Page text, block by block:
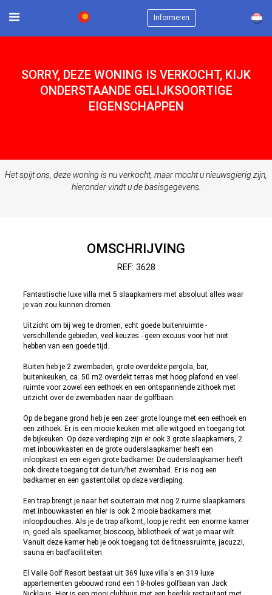
Informeren ×
SORRY, DEZE WONING IS VERKOCHT, KIJK
ONDERSTAANDE GELIJKSOORTIGE
EIGENSCHAPPEN
Het spijt ons, deze woning is nu verkocht, maar mocht u nieuwsgierig zijn,
hieronder vindt u de basisgegevens.
OMSCHRIJVING
REF: 3628
Fantastische luxe villa met 5 slaapkamers met absoluut alles waar
je van zou kunnen dromen.
Uitzicht om bij weg te dromen, echt goede buitenruimte -
verschillende gebieden, veel keuzes - geen excuus voor het niet
hebben van een goede tijd.
Buiten heb je 2 zwembaden, grote overdekte pergola, bar,
buitenkeuken, ca. 50 m2 overdekt terras met hoog plafond en veel
ruimte voor zowel een eethoek en een ontspannende zithoek met
uitzicht over de zwembaden naar de golfbaan.
Op de begane grond heb je een zeer grote lounge met een eethoek en
een zithoek. Er is een mooie keuken met alle witgoed en toegang tot
de bijkeuken. Op deze verdieping zijn er ook 3 grote slaapkamers, 2
met inbouwkasten en de grote ouderslaapkamer heeft een
inloopkast en een eigen grote badkamer. De ouderslaapkamer heeft
ook directe toegang tot de tuin/het zwembad. Er is nog een
badkamer en een gastentoilet op deze verdieping.
Een trap brengt je naar het souterrain met nog 2 ruime slaapkamers
met inbouwkasten en hier is ook 2 mooie badkamers met
inloopdouches. Als je de trap afkomt, loop je recht een enorme kamer
in, goed als speelkamer, bioscoop, bibliotheek of wat je maar wilt.
Vanuit deze kamer heb je ook toegang tot de fitnessruimte, jacuzzi,
sauna en badfaciliteiten.
El Valle Golf Resort bestaat uit 369 luxe villa's en 319 luxe
appartementen gebouwd rond een 18-holes golfbaan van Jack